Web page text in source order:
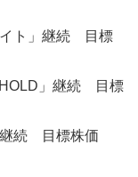
イト」継続 目標
」継続 目標
継続 目標株価